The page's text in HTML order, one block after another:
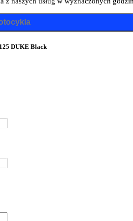
DUKE Black